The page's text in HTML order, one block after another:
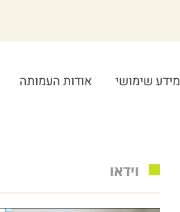
מידע שימושי אודות העמותה
וידאו